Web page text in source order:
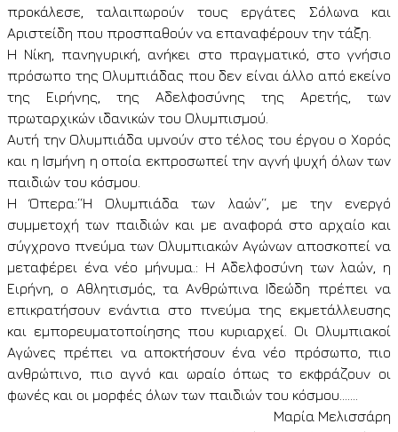
προκάλεσε, ταλαιπωρούν τους εργάτες Σόλωνα και
Αριστείδη που προσπαθούν να επαναφέρουν την τάξη.
Η Νίκη, πανηγυρική, ανήκει στο πραγματικό, στο γνήσιο
πρόσωπο της Ολυμπιάδας που δεν είναι άλλο από εκείνο
της Ειρήνης, της Αδελφοσύνης της Αρετής, των
πρωταρχικών ιδανικών του Ολυμπισμού.
Αυτή την Ολυμπιάδα υμνούν στο τέλος του έργου ο Χορός
και η Ισμήνη η οποία εκπροσωπεί την αγνή ψυχή όλων των
παιδιών του κόσμου.
Η Όπερα:΄΄Η Ολυμπιάδα των λαών΄΄, με την ενεργό
συμμετοχή των παιδιών και με αναφορά στο αρχαίο και
σύγχρονο πνεύμα των Ολυμπιακών Αγώνων αποσκοπεί να
μεταφέρει ένα νέο μήνυμα.: Η Αδελφοσύνη των λαών, η
Ειρήνη, ο Αθλητισμός, τα Ανθρώπινα Ιδεώδη πρέπει να
επικρατήσουν ενάντια στο πνεύμα της εκμετάλλευσης
και εμπορευματοποίησης που κυριαρχεί. Οι Ολυμπιακοί
Αγώνες πρέπει να αποκτήσουν ένα νέο πρόσωπο, πιο
ανθρώπινο, πιο αγνό και ωραίο όπως το εκφράζουν οι
φωνές και οι μορφές όλων των παιδιών του κόσμου…….
Μαρία Μελισσάρη